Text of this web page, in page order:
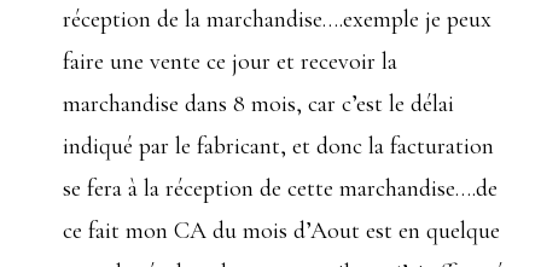
réception de la marchandise….exemple je peux
faire une vente ce jour et recevoir la
marchandise dans 8 mois, car c’est le délai
indiqué par le fabricant, et donc la facturation
se fera à la réception de cette marchandise….de
ce fait mon CA du mois d’Aout est en quelque